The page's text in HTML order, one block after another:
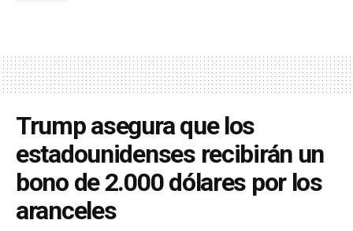
Trump asegura que los
estadounidenses recibirán un
bono de 2.000 dólares por los
aranceles